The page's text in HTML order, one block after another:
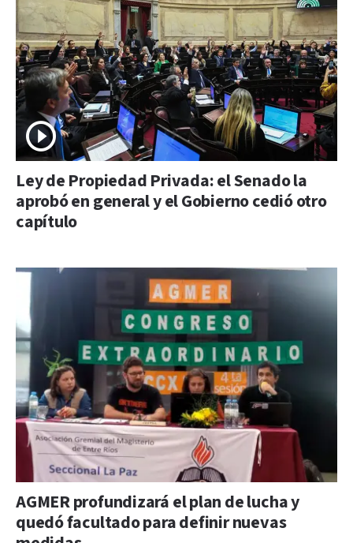
Ley de Propiedad Privada: el Senado la
aprobó en general y el Gobierno cedió otro
capítulo
AGMER profundizará el plan de lucha y
quedó facultado para definir nuevas